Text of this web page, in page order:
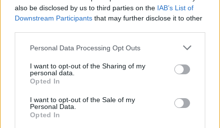
also be disclosed by us to third parties on the IAB’s List of
Downstream Participants that may further disclose it to other
Personal Data Processing Opt Outs
I want to opt-out of the Sharing of my
personal data.
Opted In
I want to opt-out of the Sale of my
Personal Data.
Opted In
Τόλης Λελεκίδης